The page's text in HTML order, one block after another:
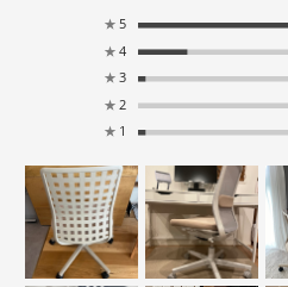
★ 5
★ 4
★ 3
★ 2
★ 1